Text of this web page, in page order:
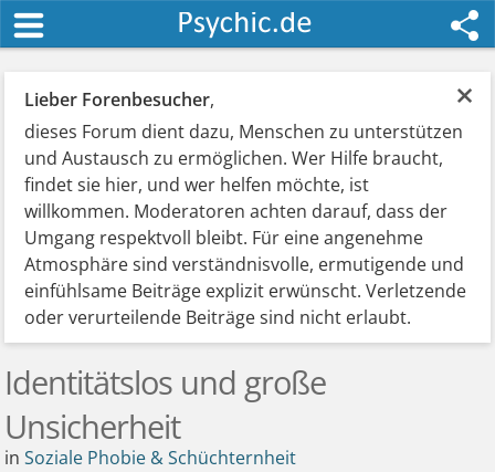
×
Lieber Forenbesucher,
dieses Forum dient dazu, Menschen zu unterstützen
und Austausch zu ermöglichen. Wer Hilfe braucht,
findet sie hier, und wer helfen möchte, ist
willkommen. Moderatoren achten darauf, dass der
Umgang respektvoll bleibt. Für eine angenehme
Atmosphäre sind verständnisvolle, ermutigende und
einfühlsame Beiträge explizit erwünscht. Verletzende
oder verurteilende Beiträge sind nicht erlaubt.
Identitätslos und große
Unsicherheit
inSoziale Phobie & Schüchternheit